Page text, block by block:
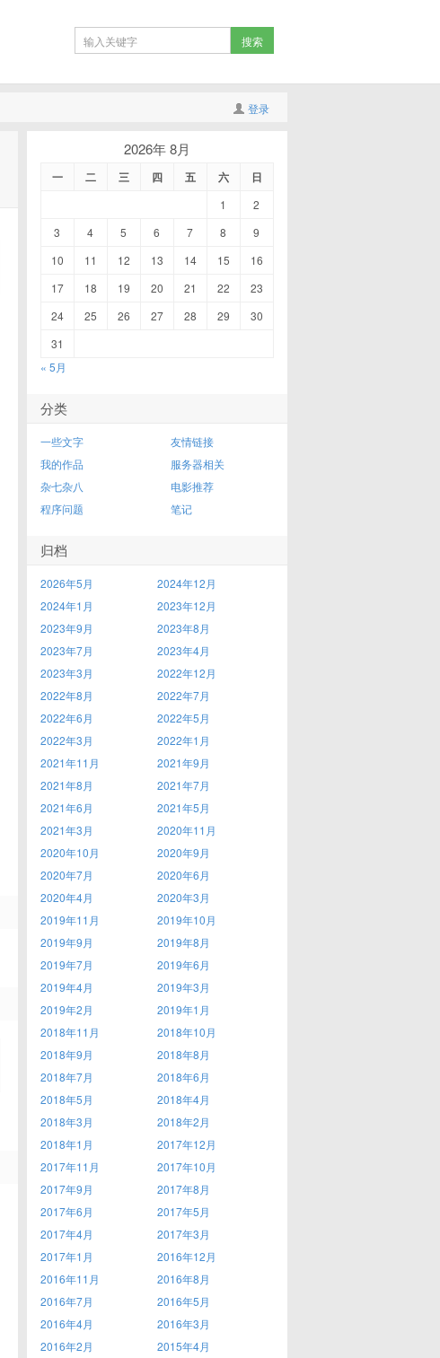
登录
2026年 8月
一 二 三 四 五 六 日
1
2
3
4 5 6 7 8
9
10
11 12 13 14 15
16
17
18 19 20 21 22
23
24
25 26 27 28 29
30
31
« 5月
分类
一些文字
友情链接
我的作品
服务器相关
杂七杂八
电影推荐
程序问题
笔记
归档
2026年5月
2024年12月
2024年1月
2023年12月
2023年9月
2023年8月
2023年7月
2023年4月
2023年3月
2022年12月
2022年8月
2022年7月
2022年6月
2022年5月
2022年3月
2022年1月
2021年11月
2021年9月
2021年8月
2021年7月
2021年6月
2021年5月
2021年3月
2020年11月
2020年10月
2020年9月
2020年7月
2020年6月
2020年4月
2020年3月
2019年11月
2019年10月
2019年9月
2019年8月
2019年7月
2019年6月
2019年4月
2019年3月
2019年2月
2019年1月
2018年11月
2018年10月
2018年9月
2018年8月
2018年7月
2018年6月
2018年5月
2018年4月
2018年3月
2018年2月
2018年1月
2017年12月
2017年11月
2017年10月
2017年9月
2017年8月
2017年6月
2017年5月
2017年4月
2017年3月
2017年1月
2016年12月
2016年11月
2016年8月
2016年7月
2016年5月
2016年4月
2016年3月
2016年2月
2015年4月